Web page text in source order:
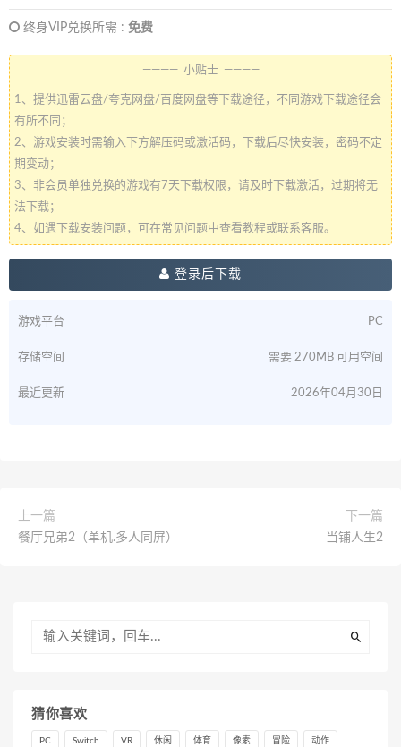
终身VIP兑换所需 : 免费
———— 小贴士 ————
1、提供迅雷云盘/夸克网盘/百度网盘等下载途径，不同游戏下载途径会
有所不同；
2、游戏安装时需输入下方解压码或激活码，下载后尽快安装，密码不定
期变动；
3、非会员单独兑换的游戏有7天下载权限，请及时下载激活，过期将无
法下载；
4、如遇下载安装问题，可在常见问题中查看教程或联系客服。
登录后下载
游戏平台 PC
存储空间 需要 270MB 可用空间
最近更新 2026年04月30日
上一篇
餐厅兄弟2（单机.多人同屏）
下一篇
当铺人生2
猜你喜欢
PC Switch VR 休闲 体育 像素 冒险 动作